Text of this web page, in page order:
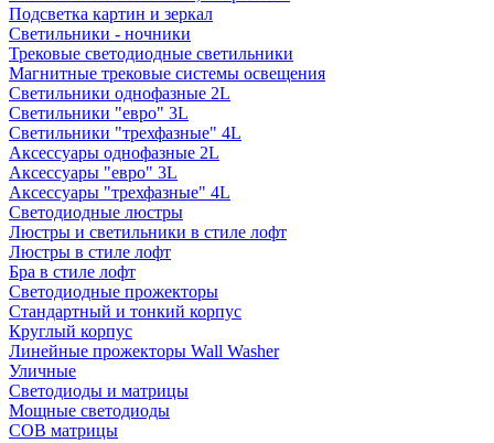
Подсветка картин и зеркал
Светильники - ночники
Трековые светодиодные светильники
Магнитные трековые системы освещения
Светильники однофазные 2L
Светильники "евро" 3L
Светильники "трехфазные" 4L
Аксессуары однофазные 2L
Аксессуары "евро" 3L
Аксессуары "трехфазные" 4L
Светодиодные люстры
Люстры и светильники в стиле лофт
Люстры в стиле лофт
Бра в стиле лофт
Светодиодные прожекторы
Стандартный и тонкий корпус
Круглый корпус
Линейные прожекторы Wall Washer
Уличные
Светодиоды и матрицы
Мощные светодиоды
COB матрицы